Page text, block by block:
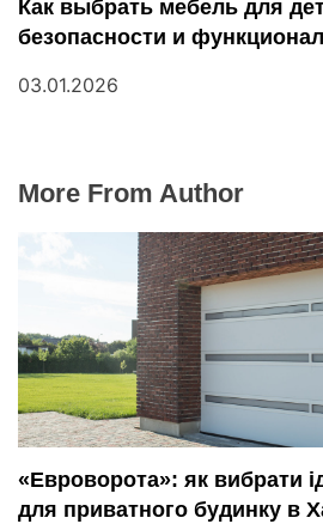
Как выбрать мебель для
безопасности и
03.01.2026
More From Author
«Евроворота»: як вибрати
для приватного будинку в